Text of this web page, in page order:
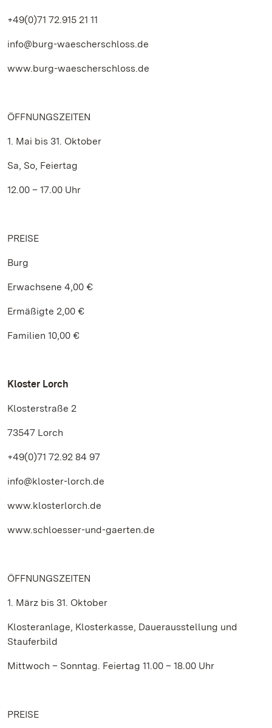
+49(0)71 72.915 21 11
info@burg-waescherschloss.de
www.burg-waescherschloss.de
ÖFFNUNGSZEITEN
1. Mai bis 31. Oktober
Sa, So, Feiertag
12.00 – 17.00 Uhr
PREISE
Burg
Erwachsene 4,00 €
Ermäßigte 2,00 €
Familien 10,00 €
Kloster Lorch
Klosterstraße 2
73547 Lorch
+49(0)71 72.92 84 97
info@kloster-lorch.de
www.klosterlorch.de
www.schloesser-und-gaerten.de
ÖFFNUNGSZEITEN
1. März bis 31. Oktober
Klosteranlage, Klosterkasse, Dauerausstellung und
Stauferbild
Mittwoch – Sonntag. Feiertag 11.00 – 18.00 Uhr
PREISE